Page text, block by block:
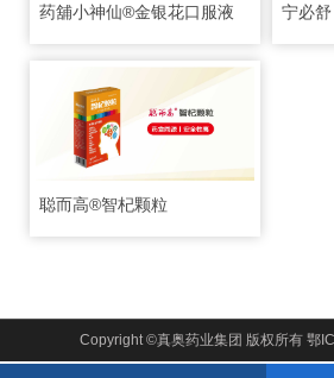
药舖小神仙®金银花口服液 宁必
聪而高®智杞颗粒
Copyright ©真奥药业集团 版权所有 鄂